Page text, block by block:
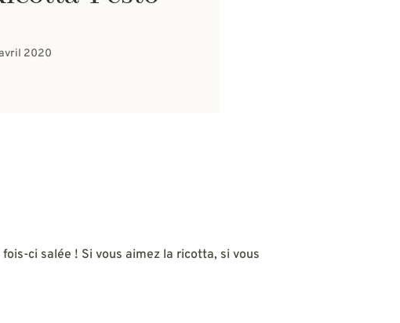
2020
ci salée ! Si vous aimez la ricotta, si vous